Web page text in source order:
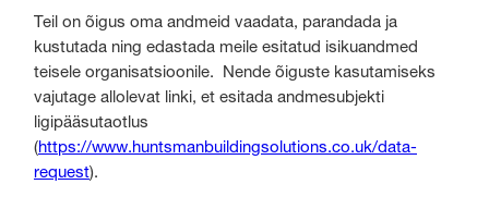
Teil on õigus oma andmeid vaadata, parandada ja
kustutada ning edastada meile esitatud isikuandmed
teisele organisatsioonile. Nende õiguste kasutamiseks
vajutage allolevat linki, et esitada andmesubjekti
ligipääsutaotlus
(https://www.huntsmanbuildingsolutions.co.uk/data-
request).